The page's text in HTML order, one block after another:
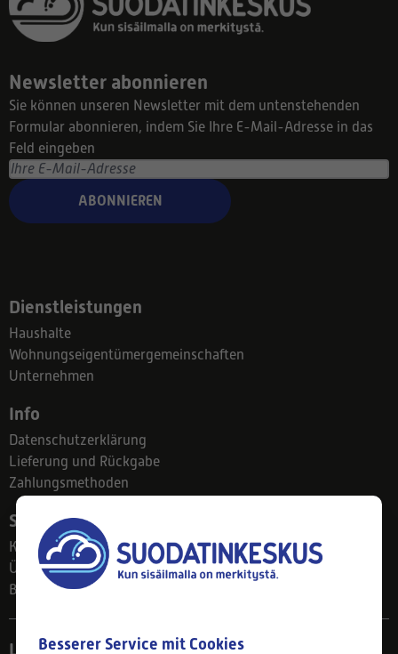
Newsletter abonnieren
Sie können unseren Newsletter mit dem untenstehenden
Formular abonnieren, indem Sie Ihre E-Mail-Adresse in das
Feld eingeben
ABONNIEREN
Dienstleistungen
Haushalte
Wohnungseigentümergemeinschaften
Unternehmen
Info
Datenschutzerklärung
Lieferung und Rückgabe
Zahlungsmethoden
Suodatinkeskus
Kontakt
Über uns
Blog
Ladengeschäft
Besserer Service mit Cookies